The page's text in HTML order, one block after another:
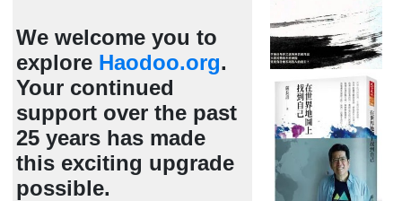
We welcome you to
explore Haodoo.org.
Your continued
support over the past
25 years has made
this exciting upgrade
possible.